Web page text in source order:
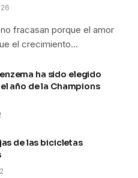
fracasan porque el amor
el crecimiento…
ha sido elegido
año de la Champions
de las bicicletas